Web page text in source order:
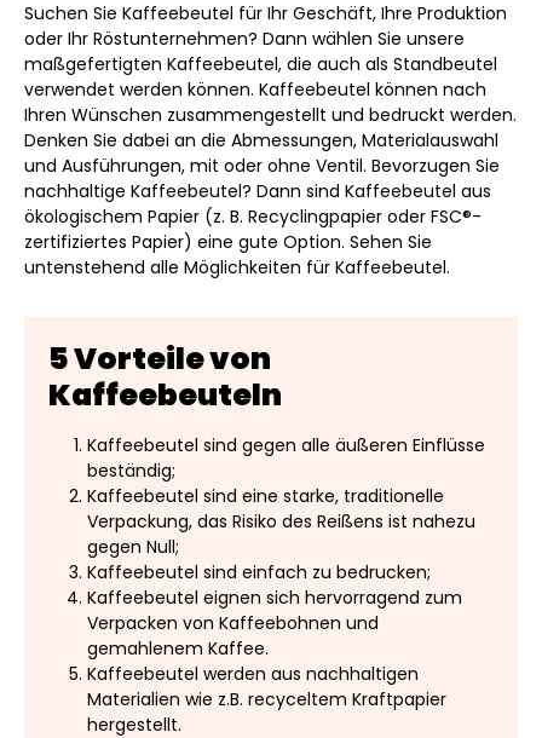
Suchen Sie Kaffeebeutel für Ihr Geschäft, Ihre Produktion
oder Ihr Röstunternehmen? Dann wählen Sie unsere
maßgefertigten Kaffeebeutel, die auch als Standbeutel
verwendet werden können. Kaffeebeutel können nach
Ihren Wünschen zusammengestellt und bedruckt werden.
Denken Sie dabei an die Abmessungen, Materialauswahl
und Ausführungen, mit oder ohne Ventil. Bevorzugen Sie
nachhaltige Kaffeebeutel? Dann sind Kaffeebeutel aus
ökologischem Papier (z. B. Recyclingpapier oder FSC®-
zertifiziertes Papier) eine gute Option. Sehen Sie
untenstehend alle Möglichkeiten für Kaffeebeutel.
5 Vorteile von
Kaffeebeuteln
Kaffeebeutel sind gegen alle äußeren Einflüsse
beständig;
Kaffeebeutel sind eine starke, traditionelle
Verpackung, das Risiko des Reißens ist nahezu
gegen Null;
Kaffeebeutel sind einfach zu bedrucken;
Kaffeebeutel eignen sich hervorragend zum
Verpacken von Kaffeebohnen und
gemahlenem Kaffee.
Kaffeebeutel werden aus nachhaltigen
Materialien wie z.B. recyceltem Kraftpapier
hergestellt.